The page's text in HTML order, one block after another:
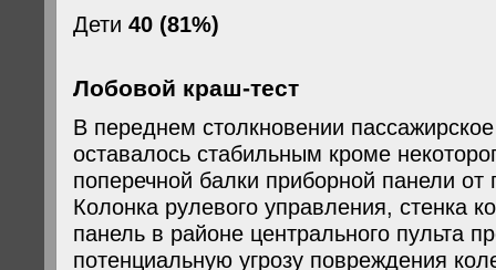
Дети 40 (81%)
Лобовой краш-тест
В переднем столкновении
оставалось стабильным кроме
поперечной балки приборной панели от
Колонка рулевого управления, стенка
панель в районе центрального пульта
потенциальную угрозу повреждения